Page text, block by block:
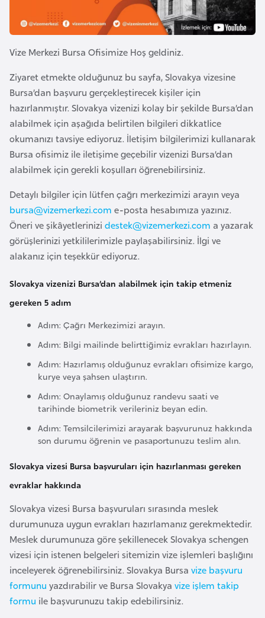
Vize Merkezi Bursa Ofisimize Hoş geldiniz.
Ziyaret etmekte olduğunuz bu sayfa, Slovakya vizesine
Bursa’dan başvuru gerçekleştirecek kişiler için
hazırlanmıştır. Slovakya vizenizi kolay bir şekilde Bursa’dan
alabilmek için aşağıda belirtilen bilgileri dikkatlice
okumanızı tavsiye ediyoruz. İletişim bilgilerimizi kullanarak
Bursa ofisimiz ile iletişime geçebilir vizenizi Bursa’dan
alabilmek için gerekli koşulları öğrenebilirsiniz.
Detaylı bilgiler için lütfen çağrı merkezimizi arayın veya
bursa@vizemerkezi.com e-posta hesabımıza yazınız.
Öneri ve şikâyetlerinizi destek@vizemerkezi.com a yazarak
görüşlerinizi yetkililerimizle paylaşabilirsiniz. İlgi ve
alakanız için teşekkür ediyoruz.
Slovakya vizenizi Bursa’dan alabilmek için takip etmeniz
gereken 5 adım
Adım: Çağrı Merkezimizi arayın.
Adım: Bilgi mailinde belirttiğimiz evrakları hazırlayın.
Adım: Hazırlamış olduğunuz evrakları ofisimize kargo,
kurye veya şahsen ulaştırın.
Adım: Onaylamış olduğunuz randevu saati ve
tarihinde biometrik verileriniz beyan edin.
Adım: Temsilcilerimizi arayarak başvurunuz hakkında
son durumu öğrenin ve pasaportunuzu teslim alın.
Slovakya vizesi Bursa başvuruları için hazırlanması gereken
evraklar hakkında
Slovakya vizesi Bursa başvuruları sırasında meslek
durumunuza uygun evrakları hazırlamanız gerekmektedir.
Meslek durumunuza göre şekillenecek Slovakya schengen
vizesi için istenen belgeleri sitemizin vize işlemleri başlığını
inceleyerek öğrenebilirsiniz. Slovakya Bursa vize başvuru
formunu yazdırabilir ve Bursa Slovakya vize işlem takip
formu ile başvurunuzu takip edebilirsiniz.
y
B
a
n
g
l
a
d
ş
B
e
l
a
u
B
e
n
i
n
B
o